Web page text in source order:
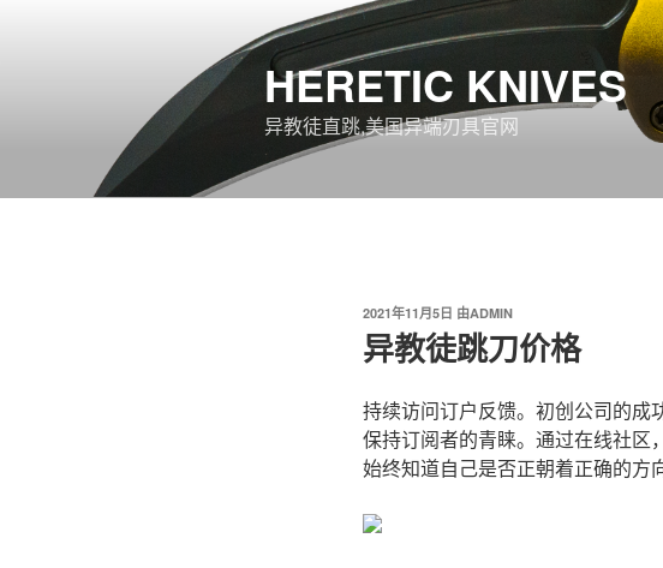
HERETIC KNIVES
异教徒直跳,美国异端刃具官网
发
布
于
2021年11月5日 由ADMIN
异教徒跳刀价格
持续访问订户反馈。初创公司的成
保持订阅者的青睐。通过在线社区
始终知道自己是否正朝着正确的方